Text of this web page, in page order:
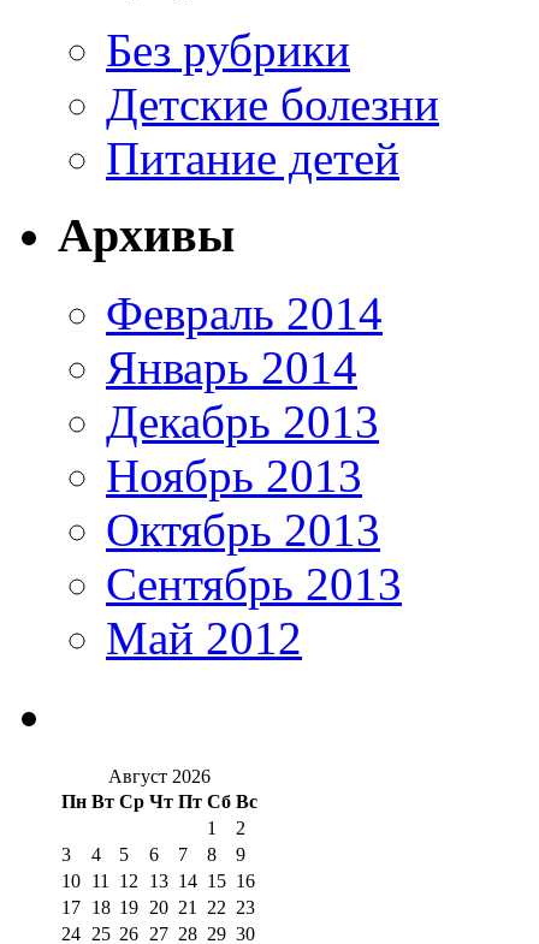
Без рубрики
Детские болезни
Питание детей
Архивы
Февраль 2014
Январь 2014
Декабрь 2013
Ноябрь 2013
Октябрь 2013
Сентябрь 2013
Май 2012
Август 2026
Пн Вт Ср Чт Пт Сб Вс
1
2
3
4 5 6 7 8
9
10 11 12 13 14 15 16
17 18 19 20 21 22 23
24 25 26 27 28 29 30